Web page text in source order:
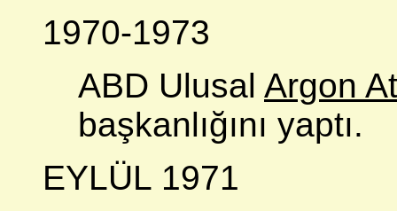
1970-1973
ABD Ulusal Argon
başkanlığını yaptı.
EYLÜL 1971